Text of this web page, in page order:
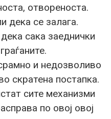
отвореноста.
дека се залага.
сака заеднички
и недозволиво
скратена постапка.
сите механизми
по овој овој